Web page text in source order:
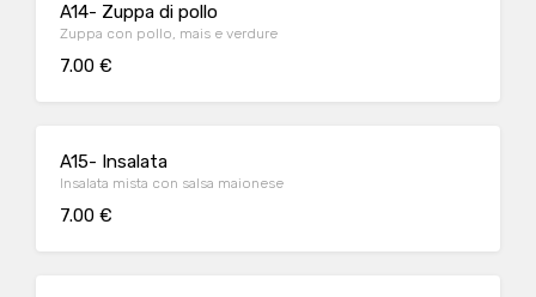
A14- Zuppa di pollo
Zuppa con pollo, mais e verdure
7.00 €
A15- Insalata
Insalata mista con salsa maionese
7.00 €